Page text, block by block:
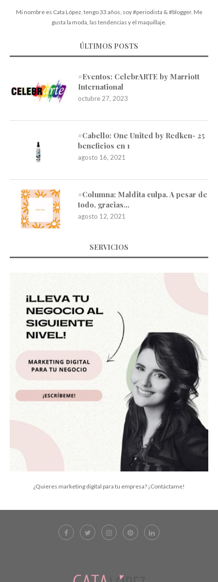
Mi nombre es Cata López, tengo 33 años, soy #periodista & #blogger. Me
gusta la moda, las tendencias y el maquillaje.
ÚLTIMOS POSTS
#Eventos: CelebrARTE by Marriott
International
octubre 27, 2023
#Cabello: One United by Redken- 25
beneficios en 1
agosto 16, 2021
#Columna: Maldita culpa. A pesar de
todo, gracias…
agosto 12, 2021
SERVICIOS
¿Quieres marketing digital para tu empresa? ¡Contáctame!